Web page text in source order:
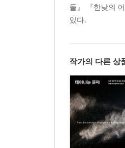
들』 『한낮의
있다.
작가의 다른 상